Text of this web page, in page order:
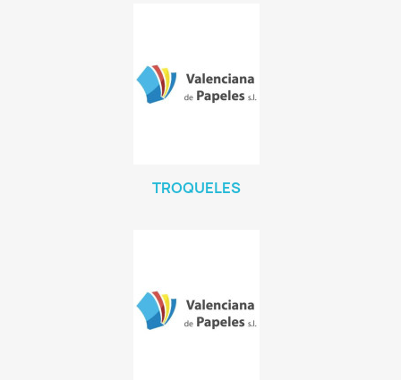
TROQUELES